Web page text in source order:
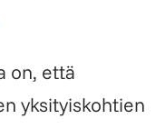
on, että
yksityiskohtien